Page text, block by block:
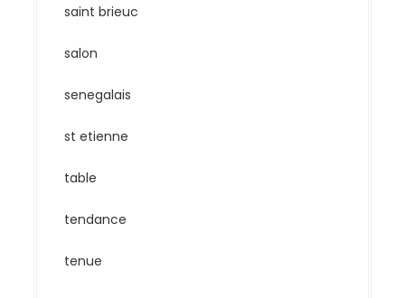
saint brieuc
salon
senegalais
st etienne
table
tendance
tenue